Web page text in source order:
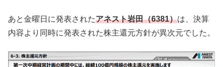
あと金曜日に発表されたアネスト岩田（6381）は、決算
内容より同時に発表された株主還元方針が異次元でした。